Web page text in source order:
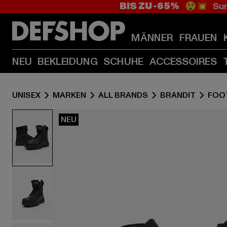
BIS ZU -65% 😲💥
MÄNNER FRAUEN
NEU BEKLEIDUNG SCHUHE ACCESSOIRES
UNISEX MARKEN ALL BRANDS BRANDIT
NEU